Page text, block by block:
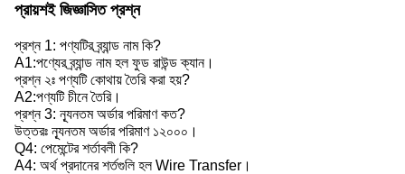
প্রায়শই জিজ্ঞাসিত প্রশ্ন
প্রশ্ন 1: পণ্যটির ব্র্যান্ড নাম কি?
A1:পণ্যের ব্র্যান্ড নাম হল ফুড রাউন্ড ক্যান।
প্রশ্ন ২ঃ পণ্যটি কোথায় তৈরি করা হয়?
A2:পণ্যটি চীনে তৈরি।
প্রশ্ন 3: ন্যূনতম অর্ডার পরিমাণ কত?
উত্তরঃ ন্যূনতম অর্ডার পরিমাণ ১২০০০।
Q4: পেমেন্টের শর্তাবলী কি?
A4: অর্থ প্রদানের শর্তগুলি হল Wire Transfer।